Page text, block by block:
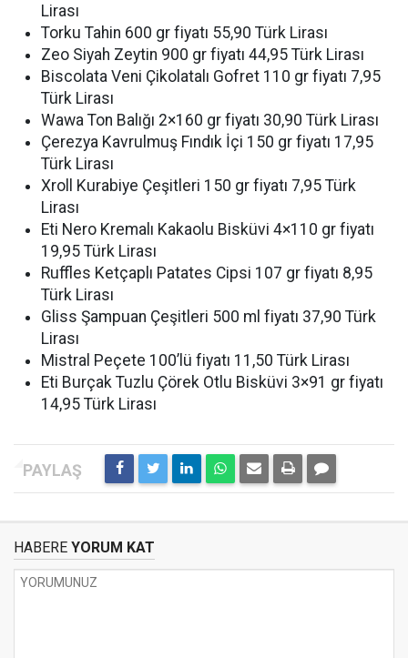
Lirası
Torku Tahin 600 gr fiyatı 55,90 Türk Lirası
Zeo Siyah Zeytin 900 gr fiyatı 44,95 Türk Lirası
Biscolata Veni Çikolatalı Gofret 110 gr fiyatı 7,95
Türk Lirası
Wawa Ton Balığı 2×160 gr fiyatı 30,90 Türk Lirası
Çerezya Kavrulmuş Fındık İçi 150 gr fiyatı 17,95
Türk Lirası
Xroll Kurabiye Çeşitleri 150 gr fiyatı 7,95 Türk
Lirası
Eti Nero Kremalı Kakaolu Bisküvi 4×110 gr fiyatı
19,95 Türk Lirası
Ruffles Ketçaplı Patates Cipsi 107 gr fiyatı 8,95
Türk Lirası
Gliss Şampuan Çeşitleri 500 ml fiyatı 37,90 Türk
Lirası
Mistral Peçete 100’lü fiyatı 11,50 Türk Lirası
Eti Burçak Tuzlu Çörek Otlu Bisküvi 3×91 gr fiyatı
14,95 Türk Lirası
HABERE YORUM KAT